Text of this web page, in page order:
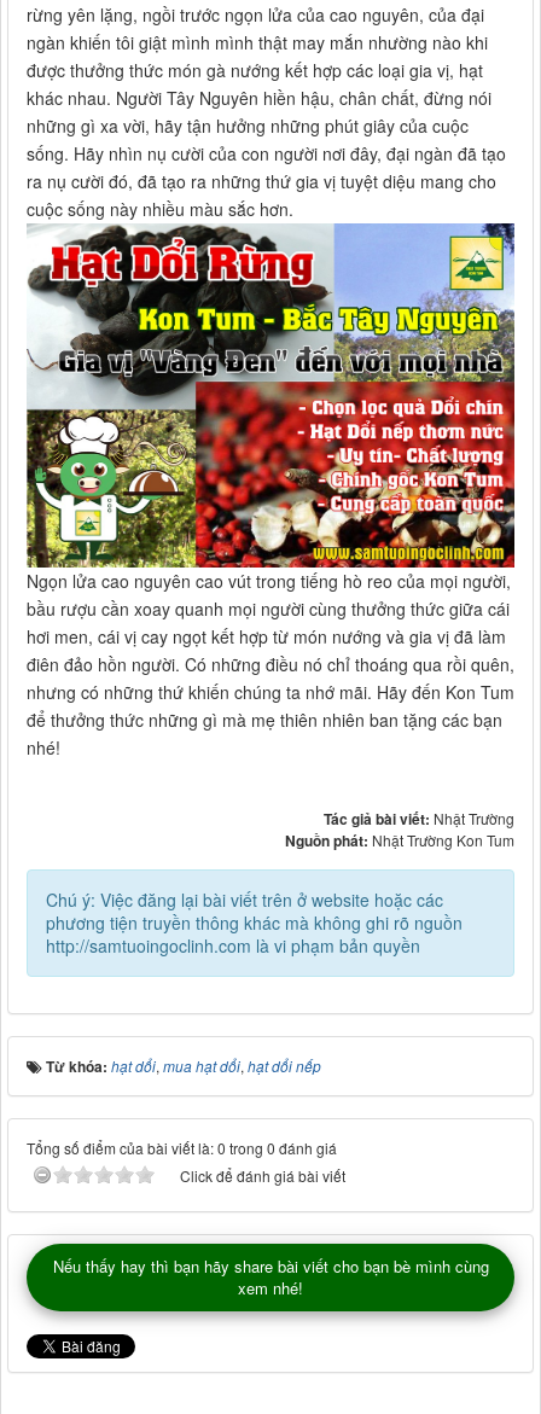
rừng yên lặng, ngồi trước ngọn lửa của cao nguyên, của đại
ngàn khiến tôi giật mình mình thật may mắn nhường nào khi
được thưởng thức món gà nướng kết hợp các loại gia vị, hạt
khác nhau. Người Tây Nguyên hiền hậu, chân chất, đừng nói
những gì xa vời, hãy tận hưởng những phút giây của cuộc
sống. Hãy nhìn nụ cười của con người nơi đây, đại ngàn đã tạo
ra nụ cười đó, đã tạo ra những thứ gia vị tuyệt diệu mang cho
cuộc sống này nhiều màu sắc hơn.
Ngọn lửa cao nguyên cao vút trong tiếng hò reo của mọi người,
bầu rượu cần xoay quanh mọi người cùng thưởng thức giữa cái
hơi men, cái vị cay ngọt kết hợp từ món nướng và gia vị đã làm
điên đảo hồn người. Có những điều nó chỉ thoáng qua rồi quên,
nhưng có những thứ khiến chúng ta nhớ mãi. Hãy đến Kon Tum
để thưởng thức những gì mà mẹ thiên nhiên ban tặng các bạn
nhé!
Tác giả bài viết: Nhật Trường
Nguồn phát: Nhật Trường Kon Tum
Chú ý: Việc đăng lại bài viết trên ở website hoặc các
phương tiện truyền thông khác mà không ghi rõ nguồn
http://samtuoingoclinh.com là vi phạm bản quyền
Từ khóa: hạt dổi, mua hạt dổi, hạt dổi nếp
Tổng số điểm của bài viết là: 0 trong 0 đánh giá
Click để đánh giá bài viết
Nếu thấy hay thì bạn hãy share bài viết cho bạn bè mình cùng
xem nhé!